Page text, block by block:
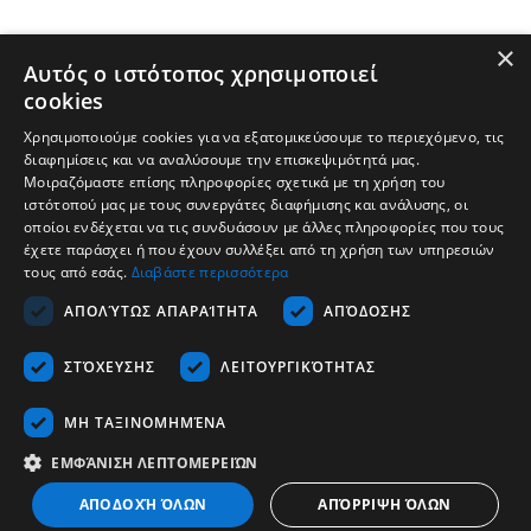
Unternehmen
Karriere
Deutsch
Copyrights © 2026 - Tescom Hellas SA
×
Αυτός ο ιστότοπος χρησιμοποιεί
cookies
Χρησιμοποιούμε cookies για να εξατομικεύσουμε το περιεχόμενο, τις
διαφημίσεις και να αναλύσουμε την επισκεψιμότητά μας.
Μοιραζόμαστε επίσης πληροφορίες σχετικά με τη χρήση του
ιστότοπού μας με τους συνεργάτες διαφήμισης και ανάλυσης, οι
οποίοι ενδέχεται να τις συνδυάσουν με άλλες πληροφορίες που τους
έχετε παράσχει ή που έχουν συλλέξει από τη χρήση των υπηρεσιών
τους από εσάς. Διαβάστε περισσότερα
ΑΠΟΛΎΤΩΣ ΑΠΑΡΑΊΤΗΤΑ
ΑΠΌΔΟΣΗΣ
ΣΤΌΧΕΥΣΗΣ ΛΕΙΤΟΥΡΓΙΚΌΤΗΤΑΣ
ΜΗ ΤΑΞΙΝΟΜΗΜΈΝΑ
ΕΜΦΆΝΙΣΗ ΛΕΠΤΟΜΕΡΕΙΏΝ
ΑΠΟΔΟΧΉ ΌΛΩΝ ΑΠΌΡΡΙΨΗ ΌΛΩΝ